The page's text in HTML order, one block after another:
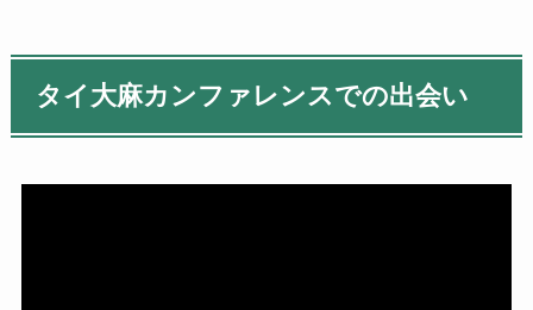
タイ大麻カンファレンスでの出会い